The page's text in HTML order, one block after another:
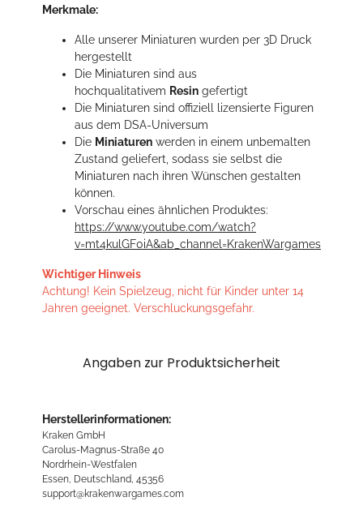
Merkmale:
Alle unserer Miniaturen wurden per 3D Druck
hergestellt
Die Miniaturen sind aus
hochqualitativem Resin gefertigt
Die Miniaturen sind offiziell lizensierte Figuren
aus dem DSA-Universum
Die Miniaturen werden in einem unbemalten
Zustand geliefert, sodass sie selbst die
Miniaturen nach ihren Wünschen gestalten
können.
Vorschau eines ähnlichen Produktes:
https://www.youtube.com/watch?
v=mt4kulGF0iA&ab_channel=KrakenWargames
Wichtiger Hinweis
Achtung! Kein Spielzeug, nicht für Kinder unter 14
Jahren geeignet. Verschluckungsgefahr.
Angaben zur Produktsicherheit
Herstellerinformationen:
Kraken GmbH
Carolus-Magnus-Straße 40
Nordrhein-Westfalen
Essen, Deutschland, 45356
support@krakenwargames.com